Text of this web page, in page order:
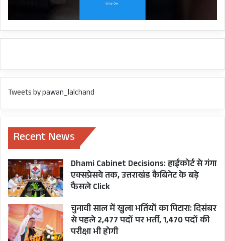
Tweets by pawan_lalchand
Recent News
Dhami Cabinet Decisions: हाईकोर्ट से गंगा
एक्सप्रेसवे तक, उत्तराखंड कैबिनेट के बड़े
फैसले Click
चुनावी साल में खुला भर्तियों का पिटारा: दिसंबर
से पहले 2,477 पदों पर भर्ती, 1,470 पदों की
परीक्षा भी होगी